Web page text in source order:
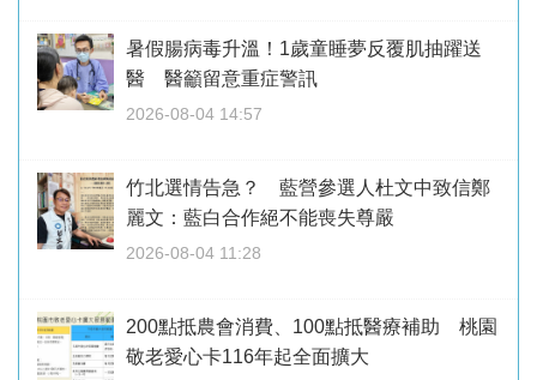
暑假腸病毒升溫！1歲童睡夢反覆肌抽躍送
醫 醫籲留意重症警訊
2026-08-04 14:57
竹北選情告急？ 藍營參選人杜文中致信鄭
麗文：藍白合作絕不能喪失尊嚴
2026-08-04 11:28
200點抵農會消費、100點抵醫療補助 桃園
敬老愛心卡116年起全面擴大